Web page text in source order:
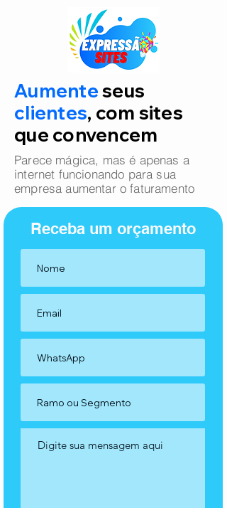
Aumenteseus
clientes, com sites
que convencem
Parece mágica, mas é apenas a
internet funcionando para sua
empresa aumentar o faturamento
Receba um orçamento